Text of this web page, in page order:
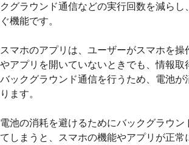
クグラウンド通信などの実行回数を減らし
ぐ機能です。
スマホのアプリは、ユーザーがスマホを操
やアプリを開いていないときでも、情報取
バックグラウンド通信を行うため、電池が
ります。
電池の消耗を避けるためにバックグラウン
てしまうと、スマホの機能やアプリが正常